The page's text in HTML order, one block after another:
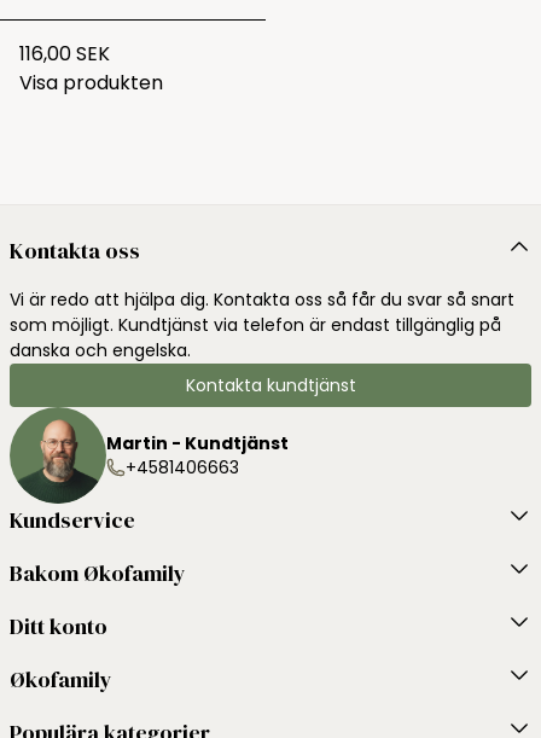
116,00 SEK
Visa produkten
Kontakta oss
Vi är redo att hjälpa dig. Kontakta oss så får du svar så snart
som möjligt. Kundtjänst via telefon är endast tillgänglig på
danska och engelska.
Kontakta kundtjänst
Martin - Kundtjänst
+4581406663
Kundservice
Bakom Økofamily
Ditt konto
Økofamily